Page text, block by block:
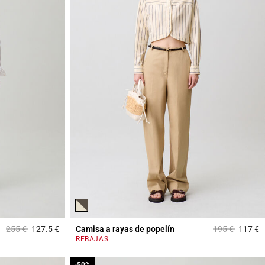
Price reduced from
255 €to127.5 €5 out of 5 Customer Rating
Camisa a rayas de popelín Price reduced
195 €to117 €
REBAJAS